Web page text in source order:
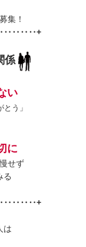
集！
係
い
う」
に
せず
る
は